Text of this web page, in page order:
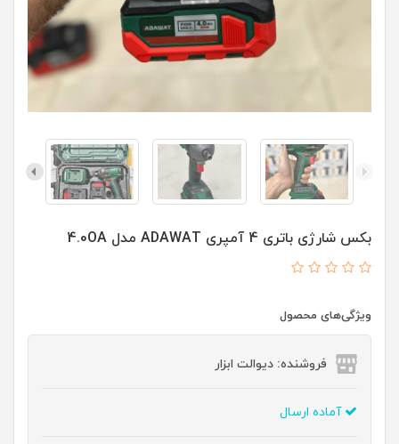
بکس شارژی باتری 4 آمپری ADAWAT مدل 4.0OA
ویژگی‌های محصول
فروشنده: دیوالت ابزار
آماده ارسال